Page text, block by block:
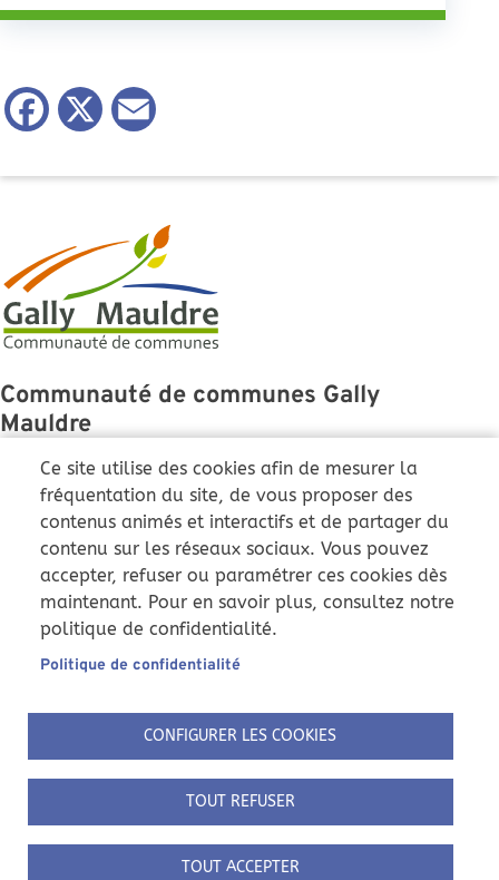
Facebook
X
Communauté de communes Gally
Mauldre
43 Grande Rue
78810 Feucherolles
01 86 36 01 51
ccgm@cc-gallymauldre.fr
Du lundi au vendredi :
9h-12h et 14h-17h
Samedi : 9h-12h (uniquementPôle instruction
Nous suivre
Ce site utilise des cookies afin de mesurer la
fréquentation du site, de vous proposer des
contenus animés et interactifs et de partager du
contenu sur les réseaux sociaux. Vous pouvez
accepter, refuser ou paramétrer ces cookies dès
maintenant. Pour en savoir plus, consultez notre
politique de confidentialité.
Politique de confidentialité
CONFIGURER LES COOKIES
TOUT REFUSER
TOUT ACCEPTER
MENTIONS LÉGALES
POLITIQUE DE CONFIDENTIALITÉ COOKIES